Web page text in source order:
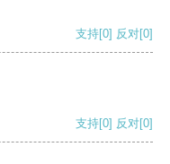
支持[0] 反对[0]
支持[0] 反对[0]